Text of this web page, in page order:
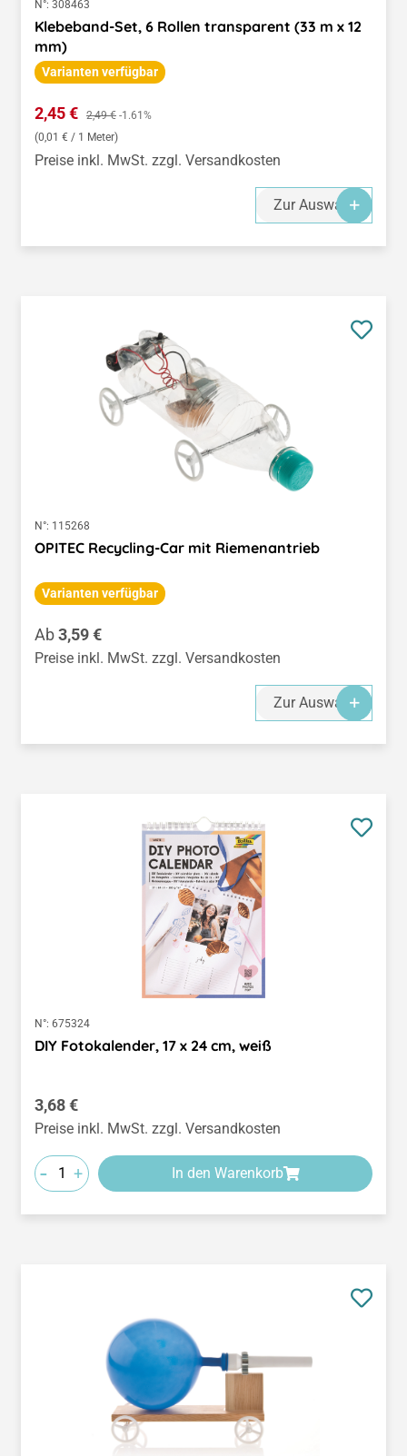
N°: 308463
Klebeband-Set, 6 Rollen transparent (33 m x 12
mm)
Varianten verfügbar
Verkaufspreis:
2,45 € Regulärer Preis:
2,49 € -1.61%
(0,01 € / 1 Meter)
Preise inkl. MwSt. zzgl. Versandkosten
Zur Auswahl
N°: 115268
OPITEC Recycling-Car mit Riemenantrieb
Varianten verfügbar
Regulärer Preis:
Ab3,59 €
Preise inkl. MwSt. zzgl. Versandkosten
Zur Auswahl
N°: 675324
DIY Fotokalender, 17 x 24 cm, weiß
Regulärer Preis:
3,68 €
Preise inkl. MwSt. zzgl. Versandkosten
- + In den Warenkorb